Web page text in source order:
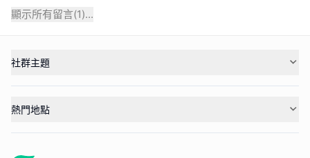
顯示所有留言(1)...
社群主題
熱門地點